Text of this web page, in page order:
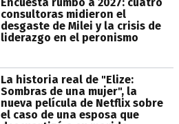
consultoras midieron el
desgaste de Milei y la crisis de
liderazgo en el peronismo
La historia real de "Elize:
Sombras de una mujer", la
nueva película de Netflix sobre
el caso de una esposa que